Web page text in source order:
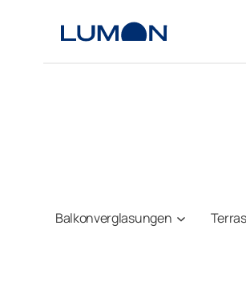
Balkonverglasungen